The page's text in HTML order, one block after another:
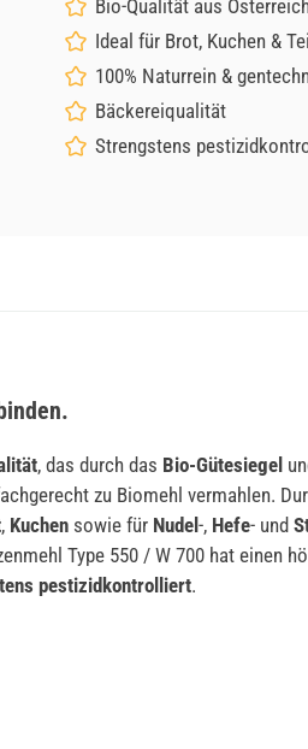
Bio-Qualität aus
Ideal für Brot, Kuchen &
100% Naturrein &
Bäckereiqualität
Strengstens
, das durch das Bio-Gütesiegel
zu Biomehl vermahlen.
, Kuchen sowie für Nudel-, Hefe- und
Type 550 / W 700 hat einen
pestizidkontrolliert.